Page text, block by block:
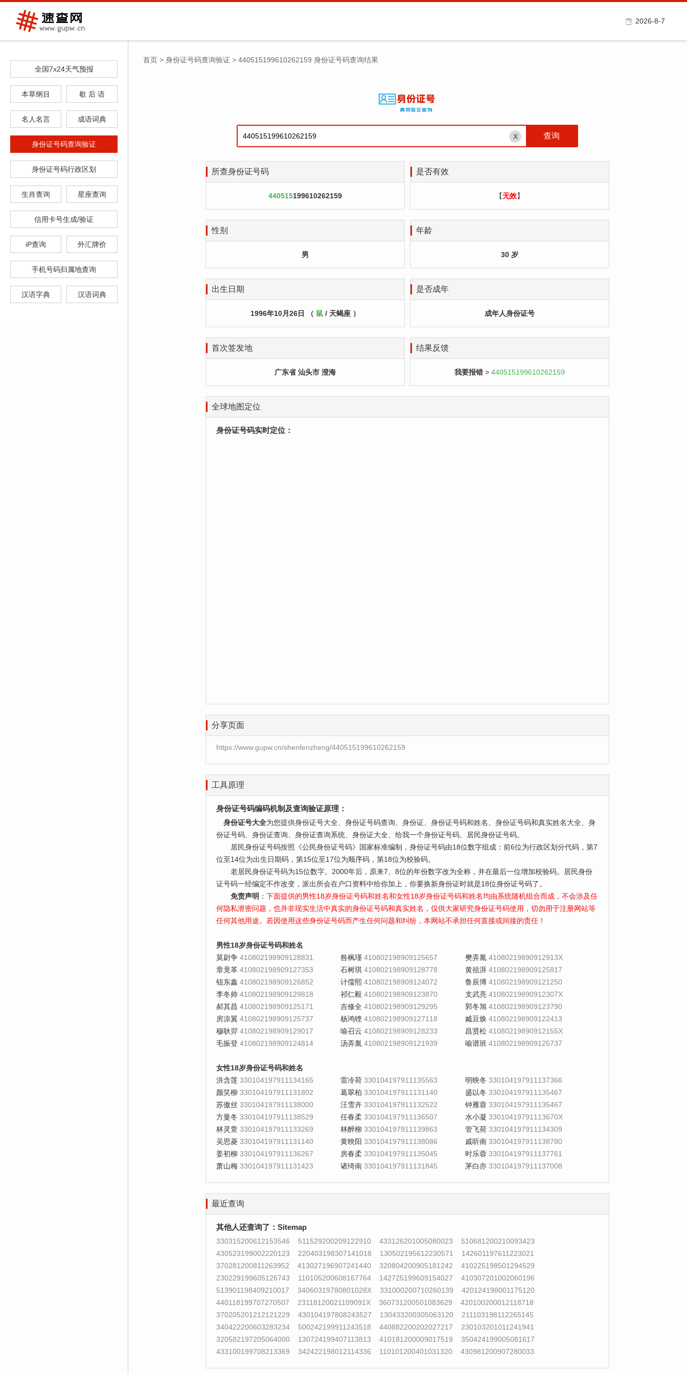
2026-8-7
全国7x24天气预报
本草纲目 歇 后 语
名人名言 成语词典
身份证号码查询验证
身份证号码行政区划
生肖查询 星座查询
信用卡号生成/验证
iP查询 外汇牌价
手机号码归属地查询
汉语字典 汉语词典
首页 > 身份证号码查询验证 > 440515199610262159 身份证号码查询结果
X
所查身份证号码
440515199610262159
是否有效
【无效】
性别
男
年龄
30 岁
出生日期
1996年10月26日 （ 鼠 / 天蝎座 ）
是否成年
成年人身份证号
首次签发地
广东省 汕头市 澄海
结果反馈
我要报错 > 440515199610262159
全球地图定位
身份证号码实时定位：
分享页面
https://www.gupw.cn/shenfenzheng/440515199610262159
工具原理
身份证号码编码机制及查询验证原理：
身份证号大全为您提供身份证号大全、身份证号码查询、身份证、身份证号码和姓名、身份证号码和真实姓名大全、身
份证号码、身份证查询、身份证查询系统、身份证大全、给我一个身份证号码、居民身份证号码。
居民身份证号码按照《公民身份证号码》国家标准编制，身份证号码由18位数字组成：前6位为行政区划分代码，第7
位至14位为出生日期码，第15位至17位为顺序码，第18位为校验码。
老居民身份证号码为15位数字。2000年后，原来7、8位的年份数字改为全称，并在最后一位增加校验码。居民身份
证号码一经编定不作改变，派出所会在户口资料中给你加上，你要换新身份证时就是18位身份证号码了。
免责声明 ： 下面提供的男性18岁身份证号码和姓名和女性18岁身份证号码和姓名均由系统随机组合而成，不会涉及任
何隐私泄密问题，也并非现实生活中真实的身份证号码和真实姓名，仅供大家研究身份证号码使用，切勿用于注册网站等
任何其他用途。若因使用这些身份证号码而产生任何问题和纠纷，本网站不承担任何直接或间接的责任！
男性18岁身份证号码和姓名
莫尉争 410802198909128831 咎枫瑾 410802198909125657 樊弄胤 41080219890912913X
章竟革 410802198909127353 石树琪 410802198909128778 黄祖湃 410802198909125817
钮东鑫 410802198909126852 计儒熙 410802198909124072 鲁辰博 410802198909121250
李冬帅 410802198909129818 祁仁毅 410802198909123870 支武亮 41080219890912307X
郝其昌 410802198909125171 吉修全 410802198909129295 郭冬旭 410802198909123790
房凉翼 410802198909125737 杨鸿铿 410802198909127118 臧豆焕 410802198909122413
穆耿羿 410802198909129017 喻召云 410802198909128233 昌贤松 41080219890912155X
毛振登 410802198909124814 汤弄胤 410802198909121939 喻谱班 410802198909125737
女性18岁身份证号码和姓名
洪含莲 330104197911134165 雷冷荷 330104197911135563 明映冬 330104197911137366
颜笑柳 330104197911131802 葛翠柏 330104197911131140 盛以冬 330104197911135467
苏傲丝 330104197911138000 汪雪卉 330104197911132522 钟雁蓉 330104197911135467
方曼冬 330104197911138529 任春柔 330104197911136507 水小凝 33010419791113670X
林灵萱 330104197911133269 林醉柳 330104197911139863 管飞荷 330104197911134309
吴思菱 330104197911131140 黄映阳 330104197911138086 戚听南 330104197911138780
姜初柳 330104197911136267 房春柔 330104197911135045 时乐蓉 330104197911137761
萧山梅 330104197911131423 诸绮南 330104197911131845 茅白亦 330104197911137008
最近查询
其他人还查询了： Sitemap
330315200612153546 511529200209122910 433126201005080023
510681200210093423
430523199002220123
220403198307141018 130502195612230571
142601197611223021
370281200811263952
413027196907241440 320804200905181242
410225198501294529
230229199605126743
110105200608167764 142725199609154027
410307201002060196
513901198409210017
34060319780801028X 331000200710260139
420124198001175120
440118199707270507
23118120021109091X 360731200501083629
420100200012118718
370205201212121229
430104197808243527 130433200305063120
211103198112265145
340422200603283234
500242199911243518 440882200202027217
230103201011241941
320582197205064000
130724199407113813 410181200009017519
350424199005081617
433100199708213369
342422198012114336 110101200401031320 430981200907280033